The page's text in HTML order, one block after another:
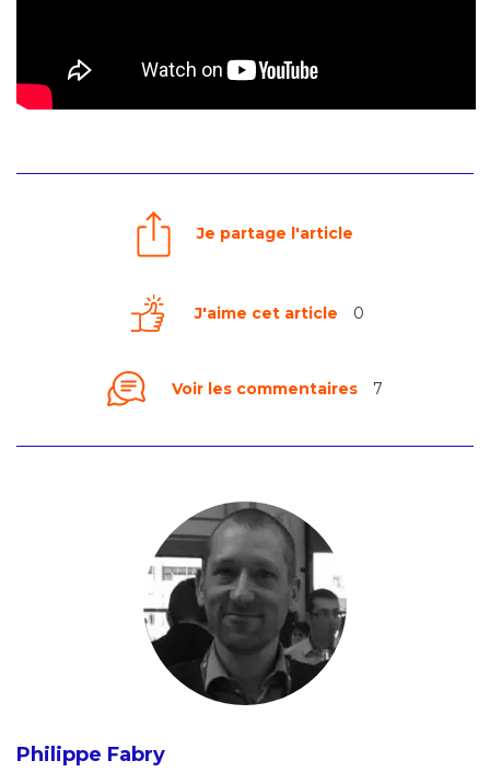
Je partage l'article
J'aime cet article 0
Voir les commentaires 7
Philippe Fabry